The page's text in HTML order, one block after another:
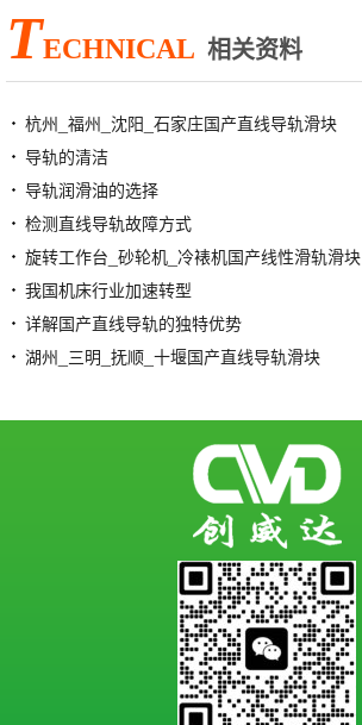
TECHNICAL 相关资料
杭州_福州_沈阳_石家庄国产直线导轨滑块
导轨的清洁
导轨润滑油的选择
检测直线导轨故障方式
旋转工作台_砂轮机_冷裱机国产线性滑轨滑块
我国机床行业加速转型
详解国产直线导轨的独特优势
湖州_三明_抚顺_十堰国产直线导轨滑块